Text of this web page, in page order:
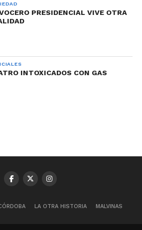
PRESIDENCIAL VIVE OTRA
INTOXICADOS CON GAS
LA OTRA HISTORIA MALVINAS